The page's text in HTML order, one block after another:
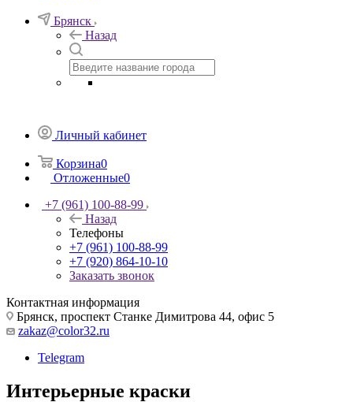
Брянск
Назад
Личный кабинет
Корзина0
Отложенные0
+7 (961) 100-88-99
Назад
Телефоны
+7 (961) 100-88-99
+7 (920) 864-10-10
Заказать звонок
Контактная информация
Брянск, проспект Станке Димитрова 44, офис 5
zakaz@color32.ru
Telegram
Интерьерные краски